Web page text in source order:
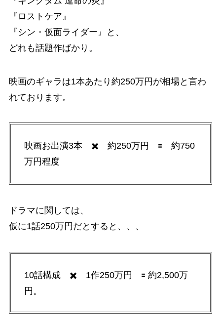
『ロストケア』
『シン・仮面ライダー』と、
どれも話題作ばかり。
映画のギャラは1本あたり約250万円が相場と言わ
れております。
映画お出演3本 ✖️ 約250万円 🟰 約750
万円程度
ドラマに関しては、
仮に1話250万円だとすると、、、
10話構成 ✖️ 1作250万円 🟰 約2,500万
円。